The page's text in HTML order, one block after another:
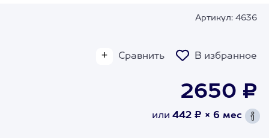
Артикул: 4636
Сравнить В избранное
2650 ₽
или 442 ₽ × 6 мес